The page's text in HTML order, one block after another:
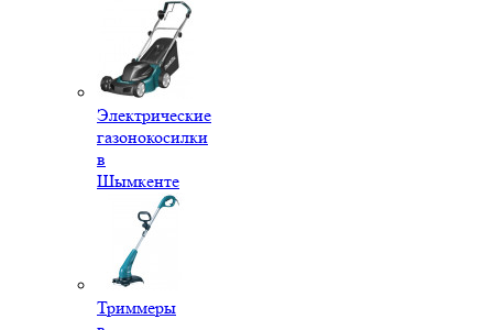
Электрические
газонокосилки
в
Шымкенте
Триммеры